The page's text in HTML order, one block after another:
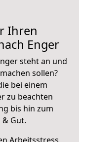
Ihren
Enger
steht an und
sollen?
bei einem
zu beachten
bis hin zum
Gut.